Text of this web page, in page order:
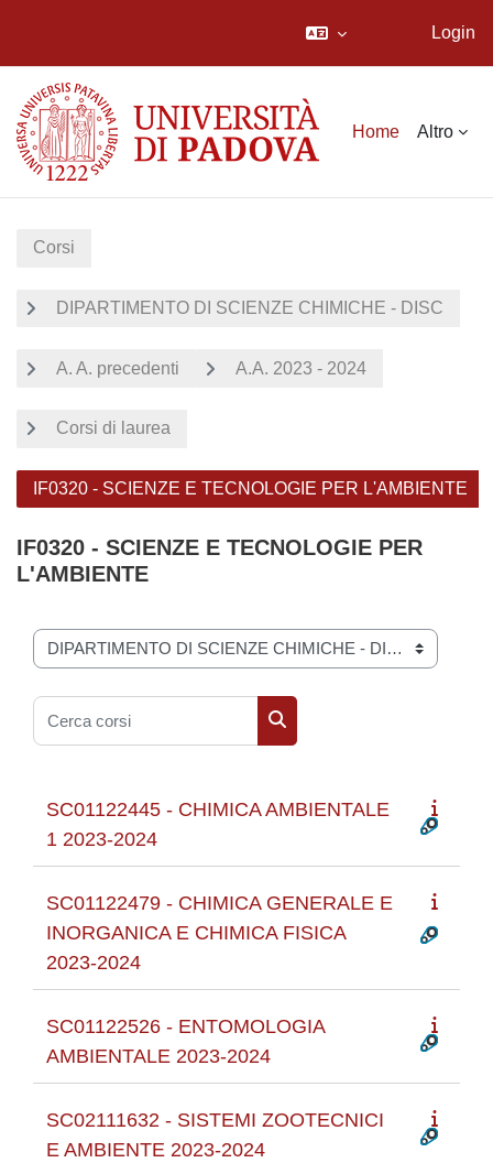
Login
Home Altro
Corsi
DIPARTIMENTO DI SCIENZE CHIMICHE - DISC
A. A. precedenti A.A. 2023 - 2024
Corsi di laurea
IF0320 - SCIENZE E TECNOLOGIE PER L'AMBIENTE
IF0320 - SCIENZE E TECNOLOGIE PER
L'AMBIENTE
Categorie di corso
Cerca corsi
Cerca corsi
SC01122445 - CHIMICA AMBIENTALE
1 2023-2024
SC01122479 - CHIMICA GENERALE E
INORGANICA E CHIMICA FISICA
2023-2024
SC01122526 - ENTOMOLOGIA
AMBIENTALE 2023-2024
SC02111632 - SISTEMI ZOOTECNICI
E AMBIENTE 2023-2024